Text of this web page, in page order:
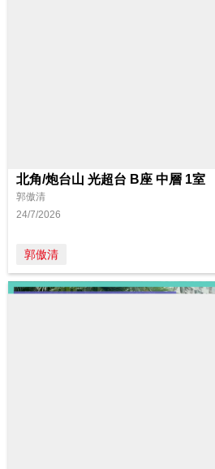
北角/炮台山 光超台 B座 中層 1室
郭傲清
24/7/2026
郭傲清